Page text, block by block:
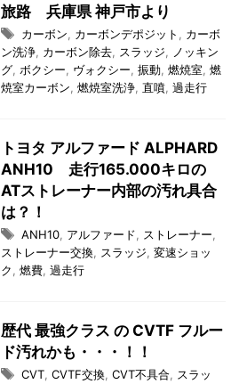
旅路 兵庫県 神戸市より
カーボン カーボンデポジット
カーボ
ン洗浄 カーボン除去 スラッジ
ノッキン
グ ボクシー ヴォクシー 振動 燃焼室 燃
焼室カーボン 燃焼室洗浄 直噴 過走行
トヨタ アルファード ALPHARD
ANH10 走行165.000キロの
ATストレーナー内部の汚れ具合
は？！
ANH10 アルファード ストレーナー
ストレーナー交換
スラッジ 変速ショッ
ク
燃費 過走行
歴代 最強クラス の CVTF フルー
ド汚れかも・・・！！
CVT CVTF交換 CVT不具合
スラッ